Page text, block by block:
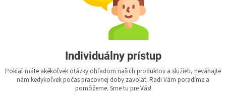
Individuálny prístup
Pokiaľ máte akékoľvek otázky ohľadom našich produktov a služieb, neváhajte
nám kedykoľvek počas pracovnej doby zavolať. Radi Vám poradíme a
pomôžeme. Sme tu pre Vás!